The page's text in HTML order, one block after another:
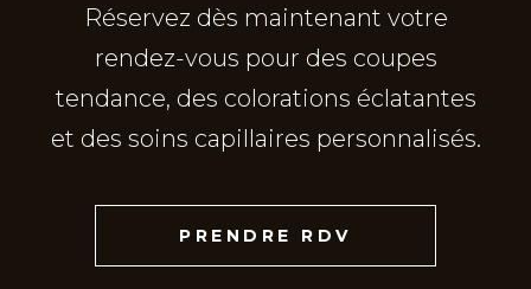
Réservez dès maintenant votre
rendez-vous pour des coupes
tendance, des colorations éclatantes
et des soins capillaires personnalisés.
PRENDRE RDV